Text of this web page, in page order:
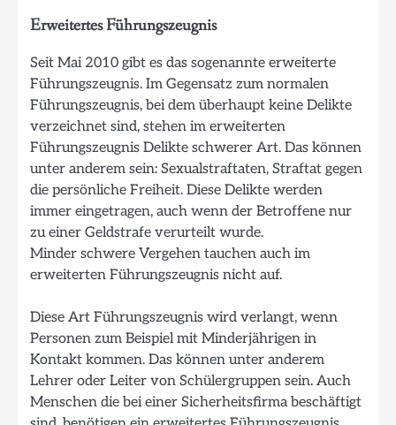
Erweitertes Führungszeugnis
Seit Mai 2010 gibt es das sogenannte erweiterte
Führungszeugnis. Im Gegensatz zum normalen
Führungszeugnis, bei dem überhaupt keine Delikte
verzeichnet sind, stehen im erweiterten
Führungszeugnis Delikte schwerer Art. Das können
unter anderem sein: Sexualstraftaten, Straftat gegen
die persönliche Freiheit. Diese Delikte werden
immer eingetragen, auch wenn der Betroffene nur
zu einer Geldstrafe verurteilt wurde.
Minder schwere Vergehen tauchen auch im
erweiterten Führungszeugnis nicht auf.
Diese Art Führungszeugnis wird verlangt, wenn
Personen zum Beispiel mit Minderjährigen in
Kontakt kommen. Das können unter anderem
Lehrer oder Leiter von Schülergruppen sein. Auch
Menschen die bei einer Sicherheitsfirma beschäftigt